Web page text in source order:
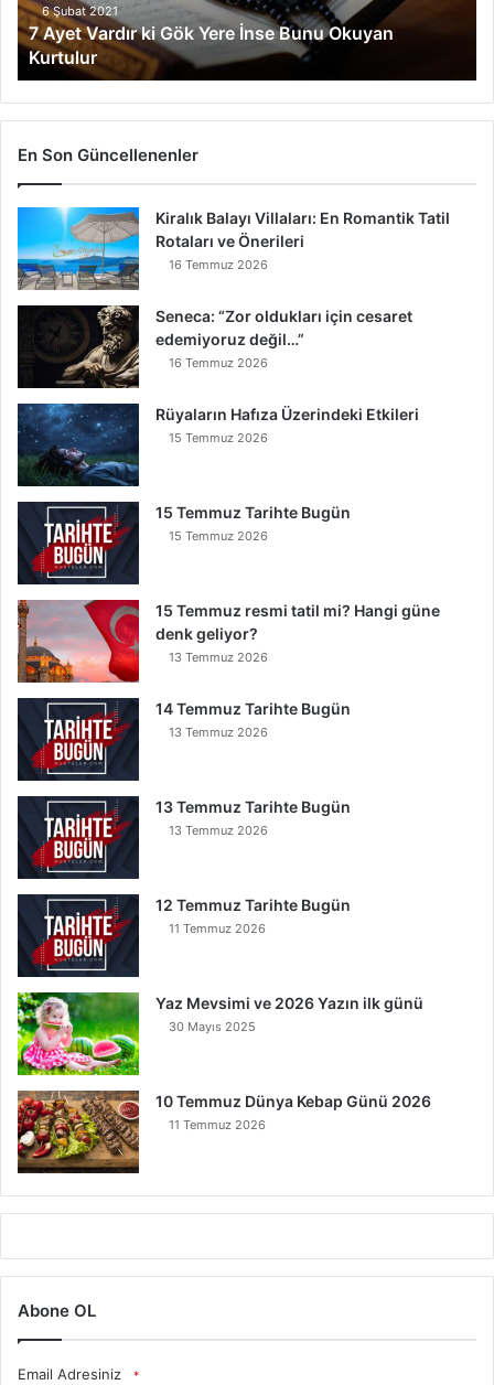
r
d
r
k
i
G
e
r
e
B
u
n
u
k
a
n
K
u
r
u
l
r
6 Şubat 2021
7 Ayet Vardır ki Gök Yere İnse Bunu Okuyan
Kurtulur
En Son Güncellenenler
Kiralık Balayı Villaları: En Romantik Tatil
Rotaları ve Önerileri
16 Temmuz 2026
Seneca: “Zor oldukları için cesaret
edemiyoruz değil…”
16 Temmuz 2026
Rüyaların Hafıza Üzerindeki Etkileri
15 Temmuz 2026
15 Temmuz Tarihte Bugün
15 Temmuz 2026
15 Temmuz resmi tatil mi? Hangi güne
denk geliyor?
13 Temmuz 2026
14 Temmuz Tarihte Bugün
13 Temmuz 2026
13 Temmuz Tarihte Bugün
13 Temmuz 2026
12 Temmuz Tarihte Bugün
11 Temmuz 2026
Yaz Mevsimi ve 2026 Yazın ilk günü
30 Mayıs 2025
10 Temmuz Dünya Kebap Günü 2026
11 Temmuz 2026
Abone OL
Email Adresiniz *